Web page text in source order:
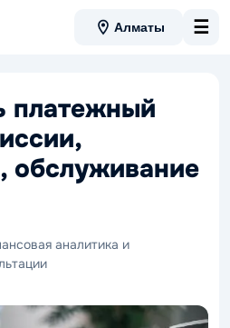
Алматы ☰
платежный
обслуживание
аналитика и